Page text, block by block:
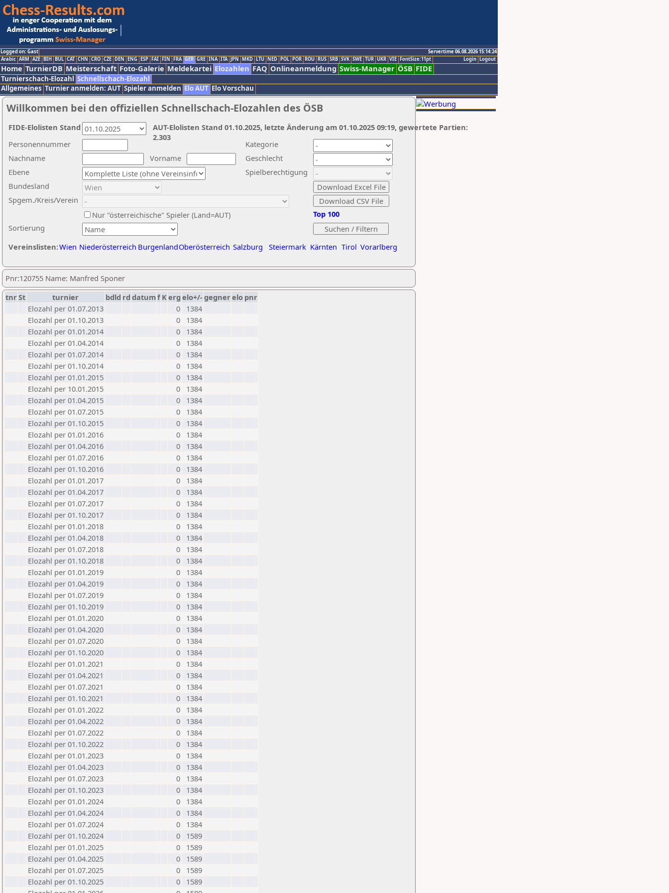
Logged on: Gast
Servertime 06.08.2026 15:14:24
Logout
Login
Arabic ARM AZE BIH BUL CAT CHN CRO CZE DEN ENG ESP FAI FIN FRA GER GRE INA ITA JPN MKD LTU NED POL POR ROU RUS SRB SVK SWE TUR UKR VIE FontSize:11pt
Home TurnierDB Meisterschaft Foto-Galerie Meldekartei Elozahlen FAQ Onlineanmeldung Swiss-Manager ÖSB FIDE
Turnierschach-Elozahl Schnellschach-Elozahl
Allgemeines Turnier anmelden: AUT Spieler anmelden Elo AUT Elo Vorschau
Willkommen bei den offiziellen Schnellschach-Elozahlen des ÖSB
Nachname
Vorname
Ebene
Kategorie
Sortierung
Personennummer
Bundesland
Spgem./Kreis/Verein
Geschlecht
Nur "österreichische" Spieler (Land=AUT)
Spielberechtigung
Vereinslisten:Wien Niederösterreich BurgenlandOberösterreich Salzburg Steiermark Kärnten Tirol Vorarlberg
Top 100
AUT-Elolisten Stand 01.10.2025, letzte Änderung am 01.10.2025 09:19, gewertete Partien:
2.303
FIDE-Elolisten Stand
Pnr:120755 Name: Manfred Sponer
tnrSt turnier bdld rd datumf Kerg elo+/-gegnerelo pnr
Elozahl per 01.07.2013
0
1384
Elozahl per 01.10.2013
0
1384
Elozahl per 01.01.2014
0
1384
Elozahl per 01.04.2014
0
1384
Elozahl per 01.07.2014
0
1384
Elozahl per 01.10.2014
0
1384
Elozahl per 01.01.2015
0
1384
Elozahl per 10.01.2015
0
1384
Elozahl per 01.04.2015
0
1384
Elozahl per 01.07.2015
0
1384
Elozahl per 01.10.2015
0
1384
Elozahl per 01.01.2016
0
1384
Elozahl per 01.04.2016
0
1384
Elozahl per 01.07.2016
0
1384
Elozahl per 01.10.2016
0
1384
Elozahl per 01.01.2017
0
1384
Elozahl per 01.04.2017
0
1384
Elozahl per 01.07.2017
0
1384
Elozahl per 01.10.2017
0
1384
Elozahl per 01.01.2018
0
1384
Elozahl per 01.04.2018
0
1384
Elozahl per 01.07.2018
0
1384
Elozahl per 01.10.2018
0
1384
Elozahl per 01.01.2019
0
1384
Elozahl per 01.04.2019
0
1384
Elozahl per 01.07.2019
0
1384
Elozahl per 01.10.2019
0
1384
Elozahl per 01.01.2020
0
1384
Elozahl per 01.04.2020
0
1384
Elozahl per 01.07.2020
0
1384
Elozahl per 01.10.2020
0
1384
Elozahl per 01.01.2021
0
1384
Elozahl per 01.04.2021
0
1384
Elozahl per 01.07.2021
0
1384
Elozahl per 01.10.2021
0
1384
Elozahl per 01.01.2022
0
1384
Elozahl per 01.04.2022
0
1384
Elozahl per 01.07.2022
0
1384
Elozahl per 01.10.2022
0
1384
Elozahl per 01.01.2023
0
1384
Elozahl per 01.04.2023
0
1384
Elozahl per 01.07.2023
0
1384
Elozahl per 01.10.2023
0
1384
Elozahl per 01.01.2024
0
1384
Elozahl per 01.04.2024
0
1384
Elozahl per 01.07.2024
0
1384
Elozahl per 01.10.2024
0
1589
Elozahl per 01.01.2025
0
1589
Elozahl per 01.04.2025
0
1589
Elozahl per 01.07.2025
0
1589
Elozahl per 01.10.2025
0
1589